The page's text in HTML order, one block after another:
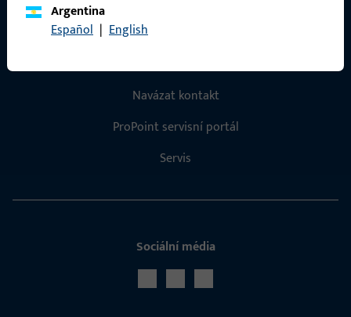
Argentina
Español | English
Navázat kontakt
ProPoint servisní portál
Servis
Sociální média